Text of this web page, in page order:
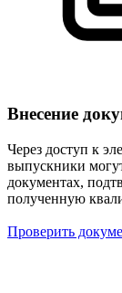
Внесение
Через доступ к
выпускники
документах,
полученную
Проверить